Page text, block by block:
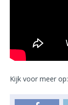
Kijk voor meer op: